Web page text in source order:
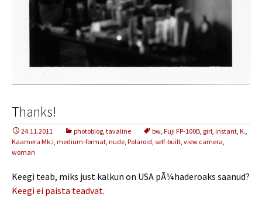
Thanks!
24.11.2011 photoblog, tavaline bw, Fuji FP-100B, girl, instant, K.,
Kaamera Mk.I, medium-format, nude, Polaroid, self-built, view camera,
woman
Keegi teab, miks just kalkun on USA pÃ¼haderoaks saanud?
Keegi ei paista teadvat.